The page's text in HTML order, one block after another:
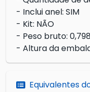
- Inclui anel: SIM
- Kit: NÃO
- Peso bruto:
- Altura da
Equivalentes